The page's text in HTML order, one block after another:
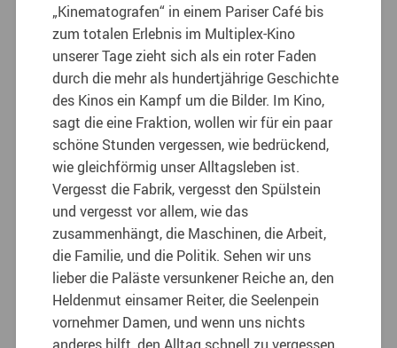
„Kinematografen“ in einem Pariser Café bis
zum totalen Erlebnis im Multiplex-Kino
unserer Tage zieht sich als ein roter Faden
durch die mehr als hundertjährige Geschichte
des Kinos ein Kampf um die Bilder. Im Kino,
sagt die eine Fraktion, wollen wir für ein paar
schöne Stunden vergessen, wie bedrückend,
wie gleichförmig unser Alltagsleben ist.
Vergesst die Fabrik, vergesst den Spülstein
und vergesst vor allem, wie das
zusammenhängt, die Maschinen, die Arbeit,
die Familie, und die Politik. Sehen wir uns
lieber die Paläste versunkener Reiche an, den
Heldenmut einsamer Reiter, die Seelenpein
vornehmer Damen, und wenn uns nichts